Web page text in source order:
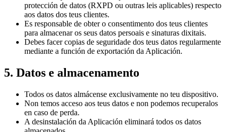
protección de datos (RXPD ou outras leis aplicables) respecto
aos datos dos teus clientes.
Es responsable de obter o consentimento dos teus clientes
para almacenar os seus datos persoais e sinaturas dixitais.
Debes facer copias de seguridade dos teus datos regularmente
mediante a función de exportación da Aplicación.
5. Datos e almacenamento
Todos os datos almácense exclusivamente no teu dispositivo.
Non temos acceso aos teus datos e non podemos recuperalos
en caso de perda.
A desinstalación da Aplicación eliminará todos os datos